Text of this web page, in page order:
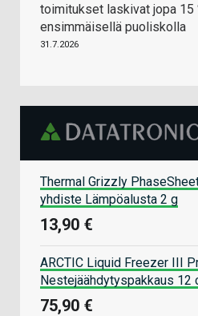
toimitukset laskivat jopa 15
ensimmäisellä puoliskolla
31.7.2026
Thermal Grizzly
yhdiste Lämpöalusta 2 g
13,90 €
ARCTIC Liquid Freezer III
Nestejäähdytyspakkaus 12
75,90 €